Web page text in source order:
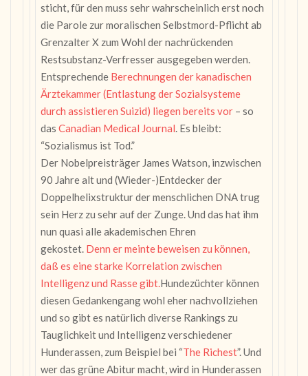
sticht, für den muss sehr wahrscheinlich erst noch
die Parole zur moralischen Selbstmord-Pflicht ab
Grenzalter X zum Wohl der nachrückenden
Restsubstanz-Verfresser ausgegeben werden.
Entsprechende Berechnungen der kanadischen
Ärztekammer (Entlastung der Sozialsysteme
durch assistieren Suizid) liegen bereits vor– so
das Canadian Medical Journal. Es bleibt:
“Sozialismus ist Tod.”
Der Nobelpreisträger James Watson, inzwischen
90 Jahre alt und (Wieder-)Entdecker der
Doppelhelixstruktur der menschlichen DNA trug
sein Herz zu sehr auf der Zunge. Und das hat ihm
nun quasi alle akademischen Ehren
gekostet. Denn er meinte beweisen zu können,
daß es eine starke Korrelation zwischen
Intelligenz und Rasse gibt.Hundezüchter können
diesen Gedankengang wohl eher nachvollziehen
und so gibt es natürlich diverse Rankings zu
Tauglichkeit und Intelligenz verschiedener
Hunderassen, zum Beispiel bei “The Richest”. Und
wer das grüne Abitur macht, wird in Hunderassen